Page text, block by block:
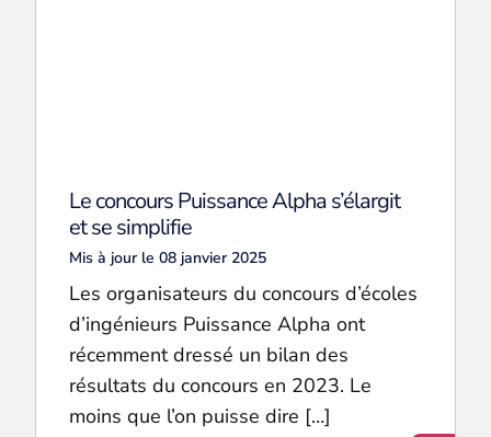
Le concours Puissance Alpha s’élargit
et se simplifie
Mis à jour le 08 janvier 2025
Les organisateurs du concours d’écoles
d’ingénieurs Puissance Alpha ont
récemment dressé un bilan des
résultats du concours en 2023. Le
moins que l’on puisse dire […]